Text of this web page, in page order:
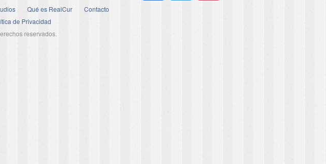
Qué es RealCur
Contacto
de Privacidad
reservados.